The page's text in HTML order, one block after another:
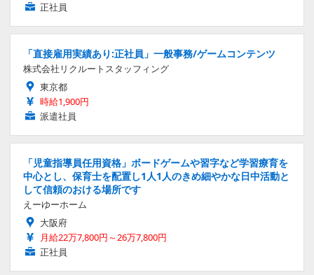
正社員
「直接雇用実績あり:正社員」一般事務/ゲームコンテンツ
株式会社リクルートスタッフィング
東京都
時給1,900円
派遣社員
「児童指導員任用資格」ボードゲームや習字など学習療育を
中心とし、保育士を配置し1人1人のきめ細やかな日中活動と
して信頼のおける場所です
えーゆーホーム
大阪府
月給22万7,800円～26万7,800円
正社員